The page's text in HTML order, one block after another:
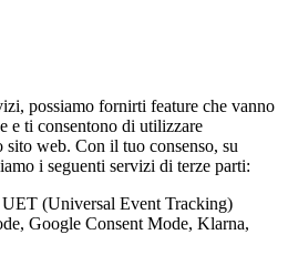
possiamo fornirti feature che vanno
e ti consentono di utilizzare
sito web. Con il tuo consenso, su
i seguenti servizi di terze parti:
(Universal Event Tracking)
Google Consent Mode, Klarna,